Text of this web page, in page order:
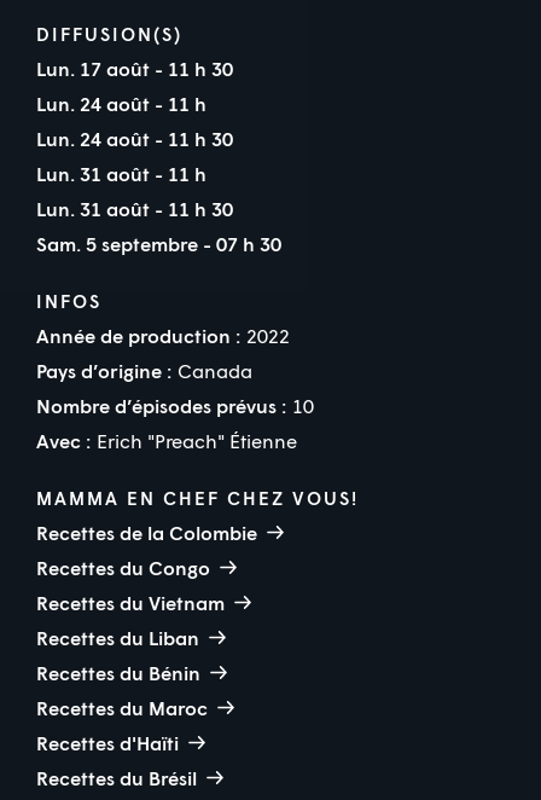
DIFFUSION(S)
Lun. 17 août - 11 h 30
Lun. 24 août - 11 h
Lun. 24 août - 11 h 30
Lun. 31 août - 11 h
Lun. 31 août - 11 h 30
Sam. 5 septembre - 07 h 30
INFOS
Année de production : 2022
Pays d’origine : Canada
Nombre d’épisodes prévus : 10
Avec : Erich "Preach" Étienne
MAMMA EN CHEF CHEZ VOUS!
Recettes de la Colombie
Recettes du Congo
Recettes du Vietnam
Recettes du Liban
Recettes du Bénin
Recettes du Maroc
Recettes d'Haïti
Recettes du Brésil